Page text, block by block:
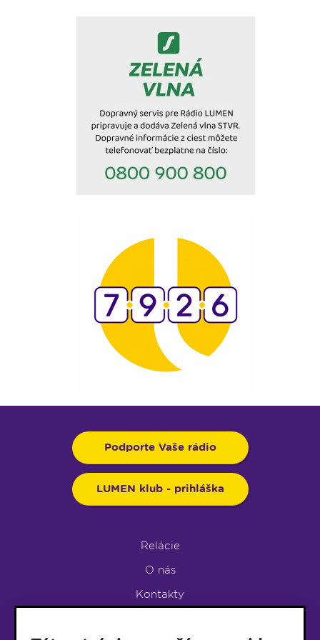
Podporte Vaše rádio
LUMEN klub - prihláška
Relácie
O nás
Kontakty